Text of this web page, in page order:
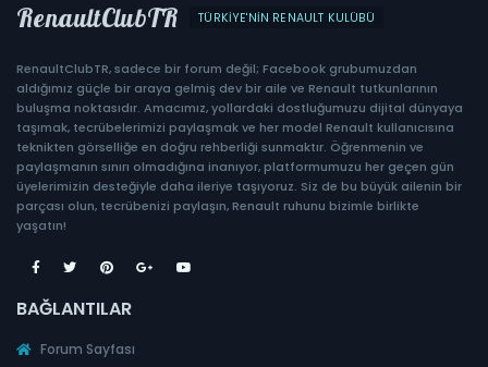
RenaultClubTR TÜRKIYE'NIN RENAULT KULÜBÜ
RenaultClubTR, sadece bir forum değil; Facebook grubumuzdan
aldığımız güçle bir araya gelmiş dev bir aile ve Renault tutkunlarının
buluşma noktasıdır. Amacımız, yollardaki dostluğumuzu dijital dünyaya
taşımak, tecrübelerimizi paylaşmak ve her model Renault kullanıcısına
teknikten görselliğe en doğru rehberliği sunmaktır. Öğrenmenin ve
paylaşmanın sınırı olmadığına inanıyor, platformumuzu her geçen gün
üyelerimizin desteğiyle daha ileriye taşıyoruz. Siz de bu büyük ailenin bir
parçası olun, tecrübenizi paylaşın, Renault ruhunu bizimle birlikte
yaşatın!
BAĞLANTILAR
Forum Sayfası